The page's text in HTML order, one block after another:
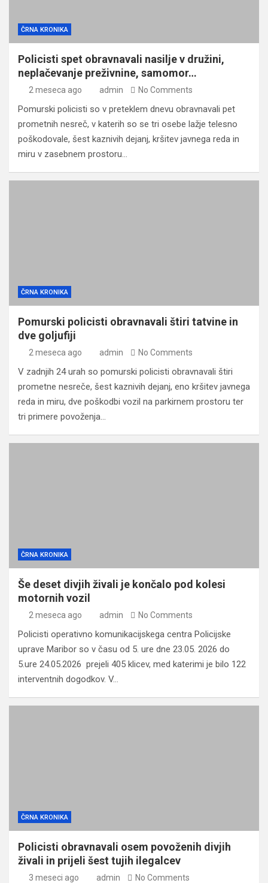
ČRNA KRONIKA
Policisti spet obravnavali nasilje v družini,
neplačevanje preživnine, samomor…
2 meseca ago admin No Comments
Pomurski policisti so v preteklem dnevu obravnavali pet
prometnih nesreč, v katerih so se tri osebe lažje telesno
poškodovale, šest kaznivih dejanj, kršitev javnega reda in
miru v zasebnem prostoru…
ČRNA KRONIKA
Pomurski policisti obravnavali štiri tatvine in
dve goljufiji
2 meseca ago admin No Comments
V zadnjih 24 urah so pomurski policisti obravnavali štiri
prometne nesreče, šest kaznivih dejanj, eno kršitev javnega
reda in miru, dve poškodbi vozil na parkirnem prostoru ter
tri primere povoženja…
ČRNA KRONIKA
Še deset divjih živali je končalo pod kolesi
motornih vozil
2 meseca ago admin No Comments
Policisti operativno komunikacijskega centra Policijske
uprave Maribor so v času od 5. ure dne 23.05. 2026 do
5.ure 24.05.2026 prejeli 405 klicev, med katerimi je bilo 122
interventnih dogodkov. V…
ČRNA KRONIKA
Policisti obravnavali osem povoženih divjih
živali in prijeli šest tujih ilegalcev
3 meseci ago admin No Comments